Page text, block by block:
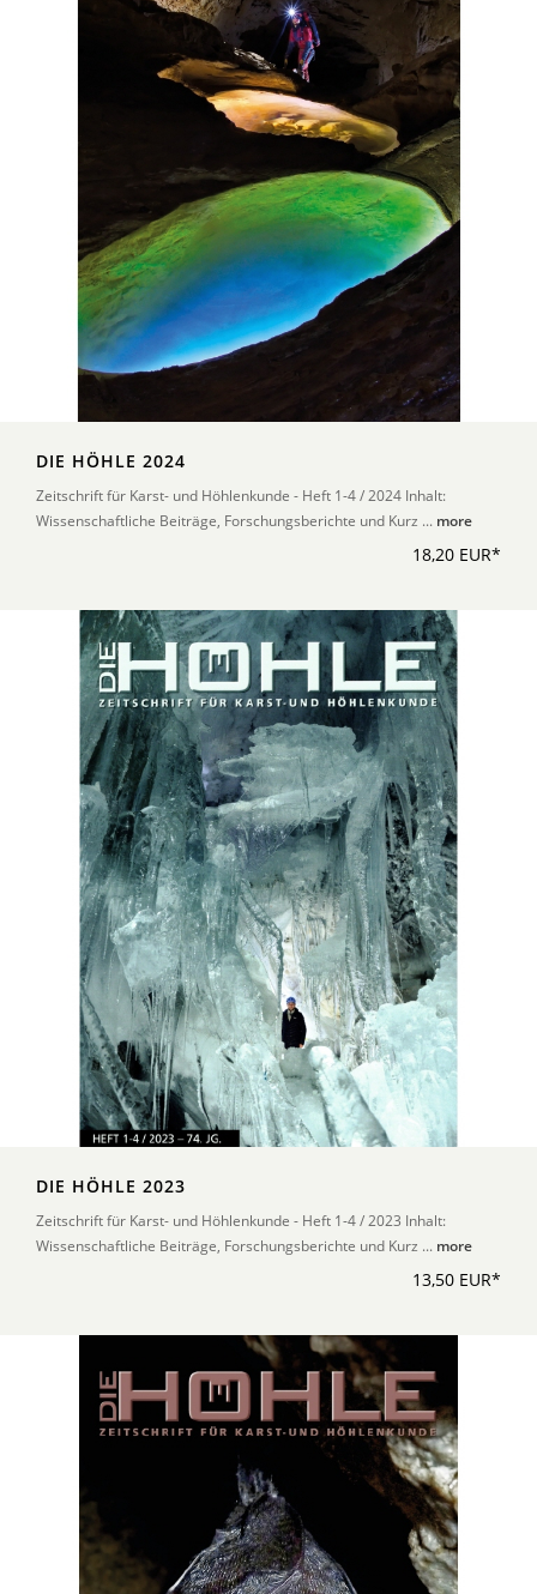
DIE HÖHLE 2024
Zeitschrift für Karst- und Höhlenkunde - Heft 1-4 / 2024 Inhalt:
Wissenschaftliche Beiträge, Forschungsberichte und Kurz ... more
18,20 EUR*
DIE HÖHLE 2023
Zeitschrift für Karst- und Höhlenkunde - Heft 1-4 / 2023 Inhalt:
Wissenschaftliche Beiträge, Forschungsberichte und Kurz ... more
13,50 EUR*